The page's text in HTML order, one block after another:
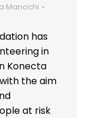
Manochi
has
in
Konecta
the aim
at risk